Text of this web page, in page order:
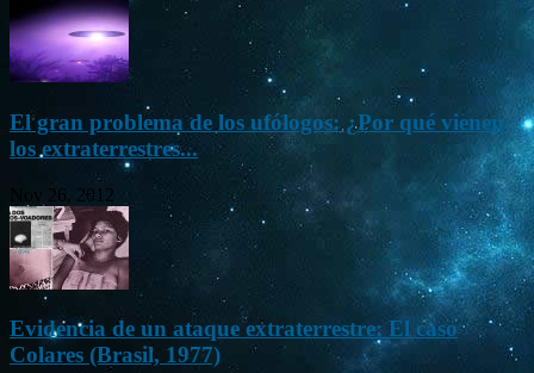
El gran problema de los ufólogos: ¿Por qué vienen
los extraterrestres...
Nov 26, 2012
Evidencia de un ataque extraterrestre: El caso
Colares (Brasil, 1977)